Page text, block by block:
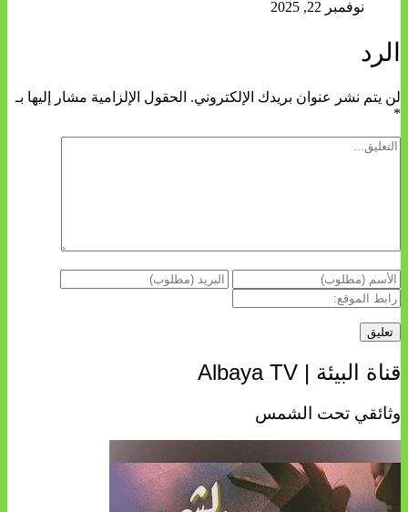
نوفمبر 22, 2025
الرد
لن يتم نشر عنوان بريدك الإلكتروني. الحقول الإلزامية مشار إليها بـ
*
قناة البيئة | Albaya TV
وثائقي تحت الشمس